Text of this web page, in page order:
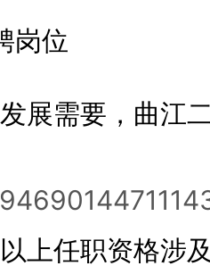
位
需要，曲江二
任职资格涉及